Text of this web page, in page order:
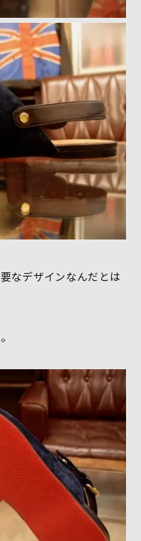
なデザインなんだとは